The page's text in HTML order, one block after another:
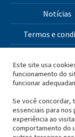
Notícias
Termos e
Todos os
*Com base no
Este site usa
funcionamento do
funcionar
Se você concordar,
essenciais para nos
experiência ao
comportamento do